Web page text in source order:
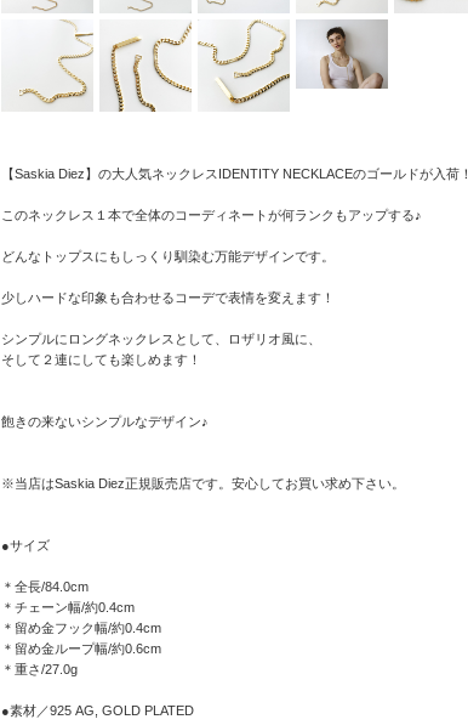
【Saskia Diez】の大人気ネックレスIDENTITY NECKLACEのゴールドが入荷！
このネックレス１本で全体のコーディネートが何ランクもアップする♪
どんなトップスにもしっくり馴染む万能デザインです。
少しハードな印象も合わせるコーデで表情を変えます！
シンプルにロングネックレスとして、ロザリオ風に、
そして２連にしても楽しめます！
飽きの来ないシンプルなデザイン♪
※当店はSaskia Diez正規販売店です。安心してお買い求め下さい。
●サイズ
＊全長/84.0cm
＊チェーン幅/約0.4cm
＊留め金フック幅/約0.4cm
＊留め金ループ幅/約0.6cm
＊重さ/27.0g
●素材／925 AG, GOLD PLATED